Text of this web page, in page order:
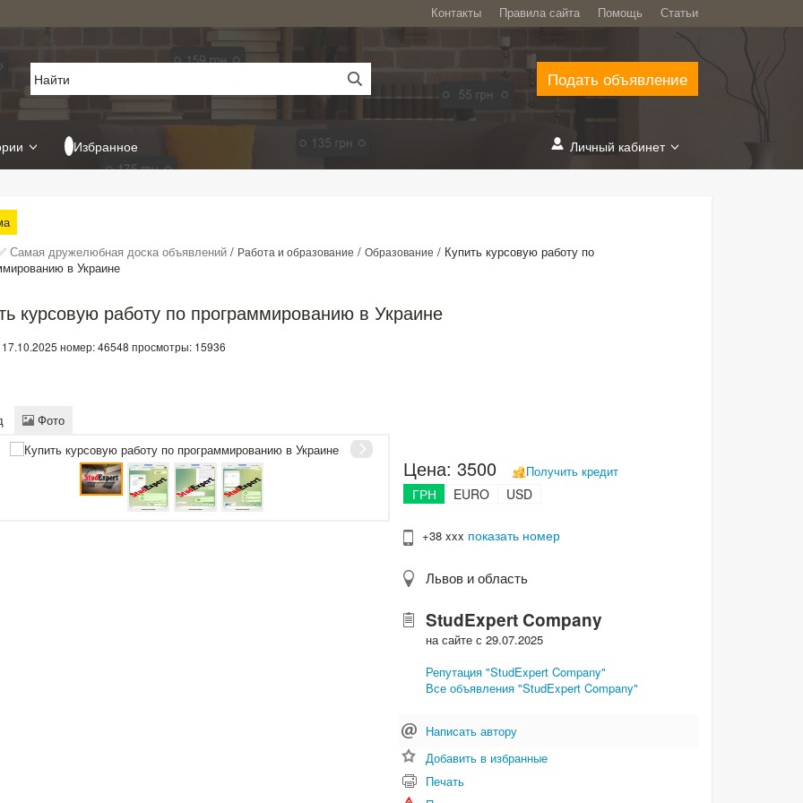
Контакты Правила сайта Помощь Статьи
Подать объявление
Избранное Личный кабинет
Самая дружелюбная доска объявлений / Работа и образование / Образование / Купить курсовую работу по
в Украине
курсовую работу по программированию в Украине
номер: 46548 просмотры: 15936
Фото
Цена:3500 Получить кредит
ГРН EURO USD
+38 xxx показать номер
Львов и область
StudExpert Company
на сайте с 29.07.2025
Репутация "StudExpert Company"
Все объявления "StudExpert Company"
Написать автору
Добавить в избранные
Печать